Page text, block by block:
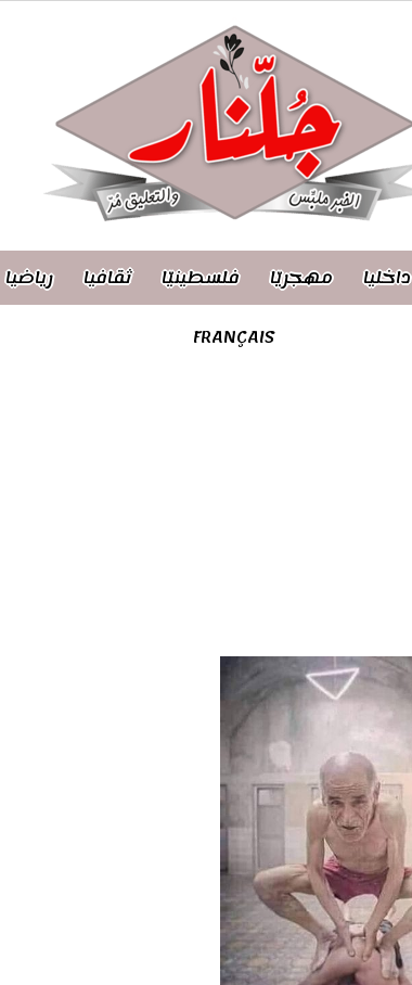
داخليا مهجريّا فلسطينيّا ثقافيا رياضيا
FRANÇAIS